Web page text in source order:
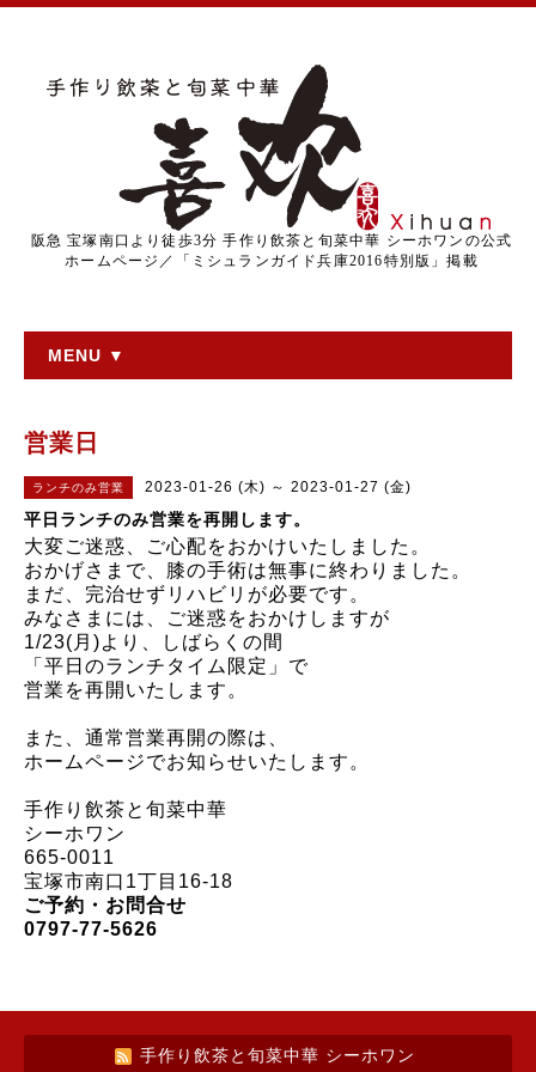
阪急 宝塚南口より徒歩3分 手作り飲茶と旬菜中華 シーホワンの公式
ホームページ／「ミシュランガイド兵庫2016特別版」掲載
MENU ▼
営業日
ランチのみ営業 2023-01-26 (木) ～ 2023-01-27 (金)
平日ランチのみ営業を再開します。
大変ご迷惑、ご心配をおかけいたしました。
おかげさまで、膝の手術は無事に終わりました。
まだ、完治せずリハビリが必要です。
みなさまには、ご迷惑をおかけしますが
1/23(月)より、しばらくの間
「平日のランチタイム限定」で
営業を再開いたします。
また、通常営業再開の際は、
ホームページでお知らせいたします。
手作り飲茶と旬菜中華
シーホワン
665-0011
宝塚市南口1丁目16-18
ご予約・お問合せ
0797-77-5626
手作り飲茶と旬菜中華 シーホワン